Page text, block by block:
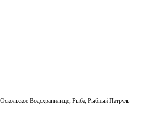
Оскольское Водохранилище,Рыба,Рыбный Патруль